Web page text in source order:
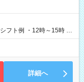
ト例 ・12時～15時 入
請してください。
詳細へ